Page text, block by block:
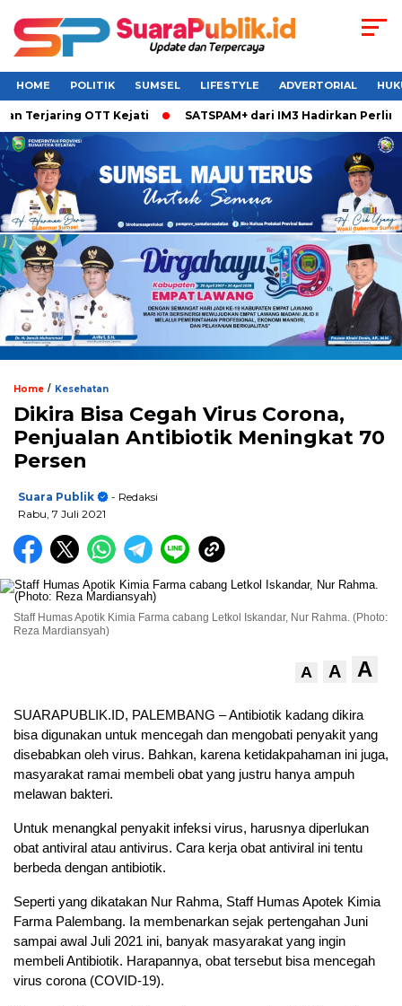
HOME POLITIK SUMSEL LIFESTYLE ADVERTORIAL
Terjaring OTT Kejati SATSPAM+ dari IM3 Hadirkan
Home / Kesehatan
Dikira Bisa Cegah Virus Corona,
Penjualan Antibiotik Meningkat 70
Persen
Suara Publik
- Redaksi
Rabu, 7 Juli 2021
Staff Humas Apotik Kimia Farma cabang Letkol Iskandar, Nur Rahma. (Photo:
Reza Mardiansyah)
A A A
SUARAPUBLIK.ID, PALEMBANG – Antibiotik kadang dikira
bisa digunakan untuk mencegah dan mengobati penyakit yang
disebabkan oleh virus. Bahkan, karena ketidakpahaman ini juga,
masyarakat ramai membeli obat yang justru hanya ampuh
melawan bakteri.
Untuk menangkal penyakit infeksi virus, harusnya diperlukan
obat antiviral atau antivirus. Cara kerja obat antiviral ini tentu
berbeda dengan antibiotik.
Seperti yang dikatakan Nur Rahma, Staff Humas Apotek Kimia
Farma Palembang. Ia membenarkan sejak pertengahan Juni
sampai awal Juli 2021 ini, banyak masyarakat yang ingin
membeli Antibiotik. Harapannya, obat tersebut bisa mencegah
virus corona (COVID-19).